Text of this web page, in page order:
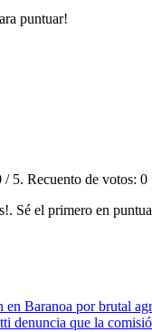
puntuar!
/ 5. Recuento de votos: 0
Sé el primero en
en Baranoa por brutal
denuncia que la